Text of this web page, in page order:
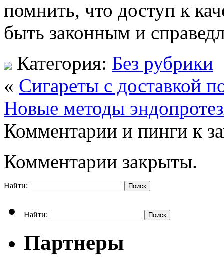
помнить, что доступ к
быть законным и
Категория: Без рубрики
« Сигареты с доставкой
Новые методы
Комментарии и пинги к
Комментарии закрыты.
Найти:
Найти:
Партнеры